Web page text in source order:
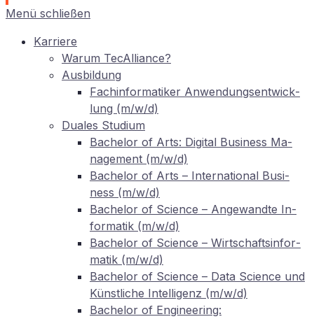
Menü schließen
Kar­rie­re
War­um TecAlliance?
Aus­bil­dung
Fach­in­for­ma­ti­ker An­wen­dungs­ent­wick­
lung (m/w/d)
Dua­les Studium
Ba­che­lor of Arts: Di­gi­tal Busi­ness Ma­
nage­ment (m/w/d)
Ba­che­lor of Arts – In­ter­na­tio­nal Busi­
ness (m/w/d)
Ba­che­lor of Sci­ence – An­ge­wand­te In­
for­ma­tik (m/w/d)
Ba­che­lor of Sci­ence – Wirt­schafts­in­for­
ma­tik (m/w/d)
Ba­che­lor of Sci­ence – Data Sci­ence und
Künst­li­che In­tel­li­genz (m/w/d)
Ba­che­lor of En­gi­nee­ring: